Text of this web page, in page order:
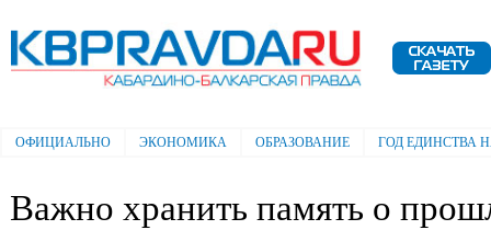
Электронная газета "Кабардино-
Балкарская правда"
Главное меню
ОФИЦИАЛЬНО ЭКОНОМИКА ОБРАЗОВАНИЕ ГОД ЕДИНСТВА
Важно хранить память о